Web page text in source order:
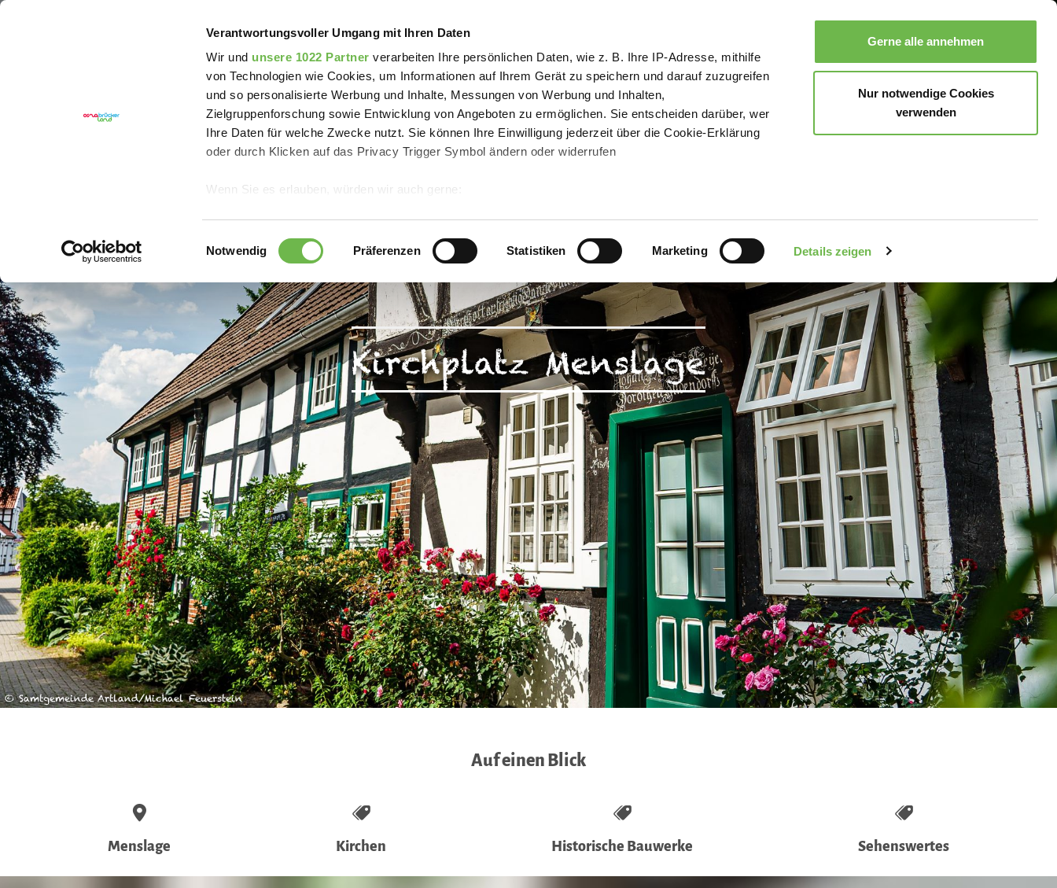
Verantwortungsvoller Umgang mit Ihren Daten
Wir und unsere 1022 Partner verarbeiten Ihre persönlichen Daten, wie z. B. Ihre IP-Adresse, mithilfe
von Technologien wie Cookies, um Informationen auf Ihrem Gerät zu speichern und darauf zuzugreifen
und so personalisierte Werbung und Inhalte, Messungen von Werbung und Inhalten,
Zielgruppenforschung sowie Entwicklung von Angeboten zu ermöglichen. Sie entscheiden darüber, wer
Ihre Daten für welche Zwecke nutzt. Sie können Ihre Einwilligung jederzeit über die Cookie-Erklärung
oder durch Klicken auf das Privacy Trigger Symbol ändern oder widerrufen
Wenn Sie es erlauben, würden wir auch gerne:
Ihr Gerät durch aktives Scannen nach bestimmten Merkmalen (Fingerprinting) identifizieren
Präferenzen imAbschnitt Einzelheiten fest.
Wir verwenden Cookies, um Inhalte und Anzeigen zu personalisieren, Funktionen für soziale Medien
anbieten zu können und die Zugriffe auf unsere Website zu analysieren.
Danke, dass Sie uns in
unserer Arbeit unterstützen!
Hinweis auf Verarbeitung Ihrer auf dieser Webseite erhobenen Daten in den USA durch Google
und YouTube:
Indem Sie auf "Gerne Alle annehmen" oder Präferenzen, Statistiken oder Marketing
ankreuzen und auf „Auswahl manuell festlegen“ klicken, willigen Sie zugleich gem. Art. 49 Abs. 1 S. 1 lit.
a DSGVO ein, dass Ihre Daten in den USA verarbeitet werden. Die USA werden vom Europäischen
Gerichtshof als ein Land mit einem nach EU-Standards unzureichendem Datenschutzniveau
eingeschätzt. Es besteht insbesondere das Risiko, dass Ihre Daten durch US-Behörden, zu Kontroll-
und zu Überwachungszwecken, möglicherweise auch ohne Rechtsbehelfsmöglichkeiten, verarbeitet
werden können. Wenn Sie auf "Auswahl manuell festlegen" klicken und keine der optionalen Boxen
(Präferenzen, Statistiken oder Marketing ausgewählt haben, findet die vorgehend beschriebene
Übermittlung nicht statt. Weitere Informationen erhalten Sie in unseren Datenschutzhinweisen.
Ausführlich informieren wir Sie darüber gerne hier:
Datenschutz| Impressum
Einwilligungsauswahl
Notwendig Präferenzen Statistiken Marketing Details zeigen
Gerne alle annehmen
Nur notwendige Cookies
verwenden
Suche Buchen Menü
Kirchplatz Menslage
© Samtgemeinde Artland/Michael Feuerstein
Auf einen Blick
Menslage Kirchen Historische Bauwerke Sehenswertes